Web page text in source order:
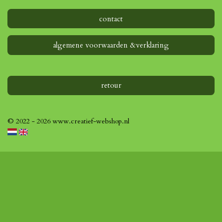
contact
algemene voorwaarden &verklaring
retour
© 2022 - 2026 www.creatief-webshop.nl